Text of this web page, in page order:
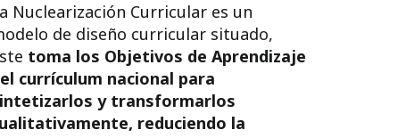
Nuclearización Curricular es un
de diseño curricular situado,
toma los Objetivos de Aprendizaje
currículum nacional para
y transformarlos
reduciendo la